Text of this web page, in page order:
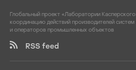
Глобальный проект «Лаборатории
координацию действий производителей
и операторов промышленных объектов
RSS feed